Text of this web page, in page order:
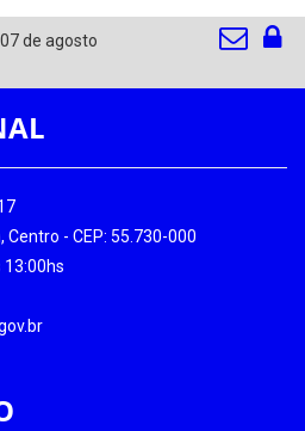
07 de agosto
- CEP: 55.730-000